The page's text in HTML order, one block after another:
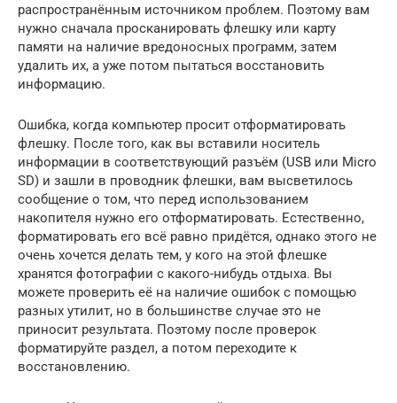
распространённым источником проблем. Поэтому вам
нужно сначала просканировать флешку или карту
памяти на наличие вредоносных программ, затем
удалить их, а уже потом пытаться восстановить
информацию.
Ошибка, когда компьютер просит отформатировать
флешку. После того, как вы вставили носитель
информации в соответствующий разъём (USB или Micro
SD) и зашли в проводник флешки, вам высветилось
сообщение о том, что перед использованием
накопителя нужно его отформатировать. Естественно,
форматировать его всё равно придётся, однако этого не
очень хочется делать тем, у кого на этой флешке
хранятся фотографии с какого-нибудь отдыха. Вы
можете проверить её на наличие ошибок с помощью
разных утилит, но в большинстве случае это не
приносит результата. Поэтому после проверок
форматируйте раздел, а потом переходите к
восстановлению.